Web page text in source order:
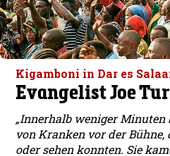
Kigamboni in Dar es
Evangelist Joe
„Innerhalb weniger Minuten
von Kranken vor der Bühne,
oder sehen konnten. Sie